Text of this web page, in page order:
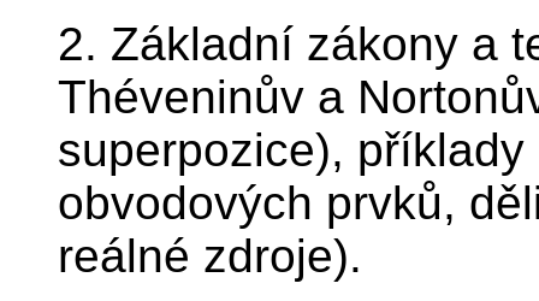
2. Základní zákony a
Théveninův a
superpozice),
obvodových prvků,
reálné zdroje).